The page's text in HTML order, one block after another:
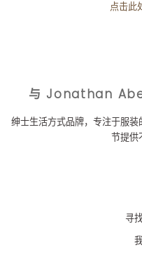
点击此
与 Jonathan
绅士生活方式品牌，专注于服
节提供
寻